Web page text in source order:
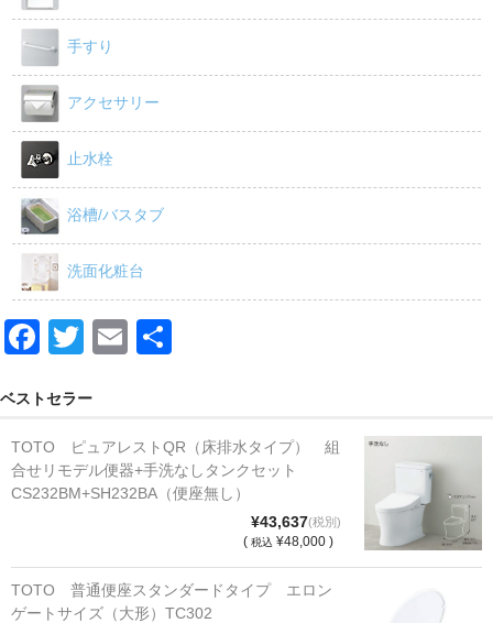
手すり
アクセサリー
止水栓
浴槽/バスタブ
洗面化粧台
F
c
e
b
k
T
tt
er
E
ベストセラー
TOTO ピュアレストQR（床排水タイプ） 組
合せリモデル便器+手洗なしタンクセット
CS232BM+SH232BA（便座無し）
¥43,637(税別)
( 税込 ¥48,000 )
TOTO 普通便座スタンダードタイプ エロン
ゲートサイズ（大形）TC302